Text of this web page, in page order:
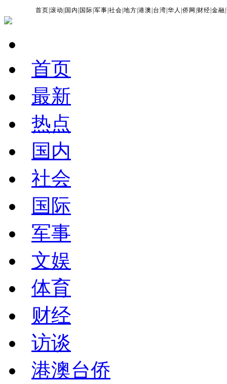
首页 |滚动 国内 国际 |军事 |社会 |地方 |港澳 台湾 |华人 |侨网 财经 |金融 |
首页
最新
热点
国内
社会
国际
军事
文娱
体育
财经
访谈
港澳台侨